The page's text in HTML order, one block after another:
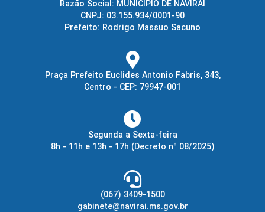
Razão Social: MUNICIPIO DE NAVIRAI
CNPJ: 03.155.934/0001-90
Prefeito: Rodrigo Massuo Sacuno
Praça Prefeito Euclides Antonio Fabris, 343,
Centro - CEP: 79947-001
Segunda a Sexta-feira
8h - 11h e 13h - 17h (Decreto n° 08/2025)
(067) 3409-1500
gabinete@navirai.ms.gov.br